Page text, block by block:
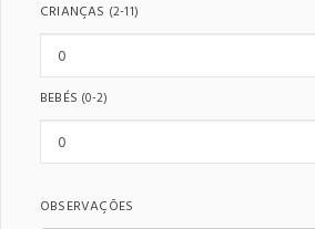
CRIANÇAS (2-11)
BEBÉS (0-2)
OBSERVAÇÕES